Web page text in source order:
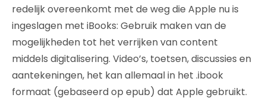
redelijk overeenkomt met de weg die Apple nu is
ingeslagen met iBooks: Gebruik maken van de
mogelijkheden tot het verrijken van content
middels digitalisering. Video’s, toetsen, discussies en
aantekeningen, het kan allemaal in het .ibook
formaat (gebaseerd op epub) dat Apple gebruikt.